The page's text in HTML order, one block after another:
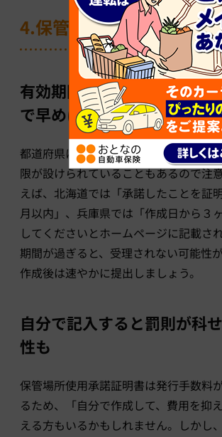
4.保管場所使用承諾証明
有効期限が設けられている
で早めに提出する
都道府県によっては、保管場所使用承
限が設けられていることもあるので注
えば、北海道では「承諾したことを証
月以内」、兵庫県では「作成日から３
してくださいとホームページに記載さ
期間が過ぎると、受理されない可能性
作成後は速やかに提出しましょう。
自分で記入すると罰則が科
性も
保管場所使用承諾証明書は発行手数料
るため、「自分で作成して、費用を抑
える方もいるかもしれません。しかし